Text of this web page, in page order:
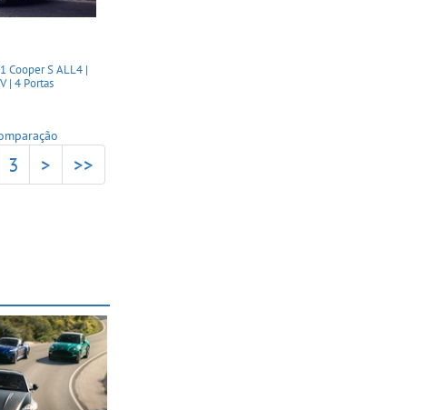
Cooper S ALL4 |
| 4 Portas
3 > >>